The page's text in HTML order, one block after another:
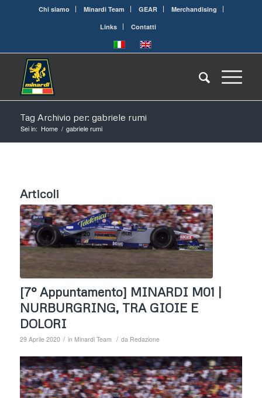
Chi siamo Minardi Team GEAR
Merchandising
Links
Contatti
Tag Archivio per: gabriele rumi
Sei in: Home / gabriele rumi
Articoli
[7° Appuntamento] MINARDI M01 |
NURBURGRING, TRA GIOIE E
DOLORI
29 Aprile 2020 / in Minardi Team / da Redazione